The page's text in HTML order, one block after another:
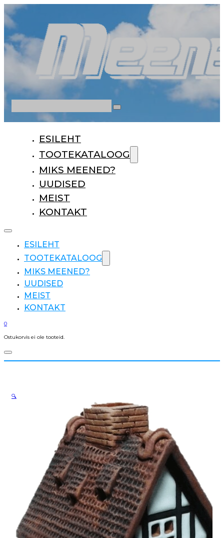
ESILEHT
TOOTEKATALOOG
MIKS MEENED?
UUDISED
MEIST
KONTAKT
ESILEHT
TOOTEKATALOOG
MIKS MEENED?
UUDISED
MEIST
KONTAKT
0
Ostukorvis ei ole tooteid.
🔍